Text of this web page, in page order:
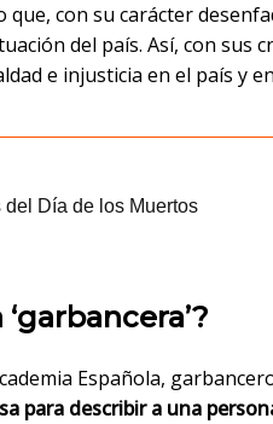
con su carácter
del país. Así, con sus
e injusticia en el país y
Española,
para describir a una